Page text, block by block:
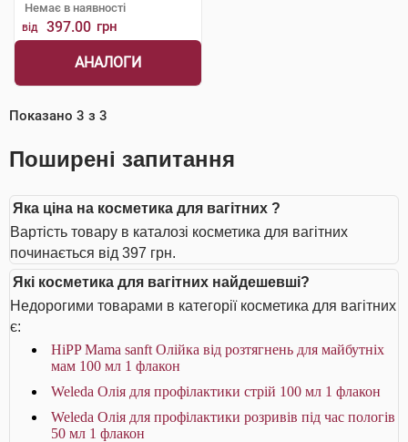
Немає в наявності
від 397.00 грн
АНАЛОГИ
Показано 3 з 3
Поширені запитання
Яка ціна на косметика для вагітних ?
Вартість товару в каталозі косметика для вагітних
починається від 397 грн.
Які косметика для вагітних найдешевші?
Недорогими товарами в категорії косметика для вагітних
є:
HiPP Mama sanft Олійка від розтягнень для майбутніх
мам 100 мл 1 флакон
Weleda Олія для профілактики стрій 100 мл 1 флакон
Weleda Олія для профілактики розривів під час пологів
50 мл 1 флакон